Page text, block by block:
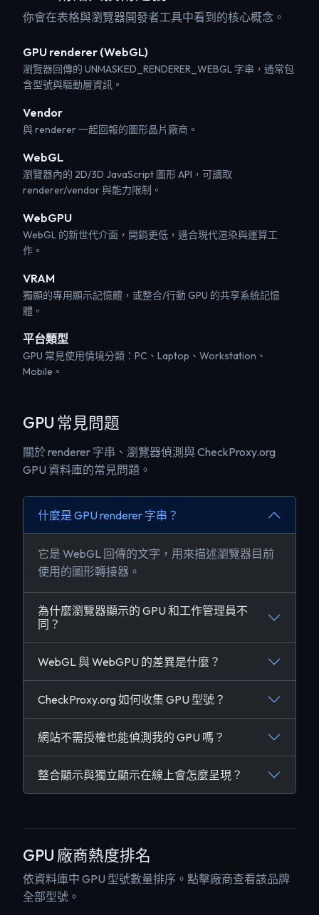
你會在表格與瀏覽器開發者工具中看到的核心概念。
GPU renderer (WebGL)
瀏覽器回傳的 UNMASKED_RENDERER_WEBGL 字串，通常包
含型號與驅動層資訊。
Vendor
與 renderer 一起回報的圖形晶片廠商。
WebGL
瀏覽器內的 2D/3D JavaScript 圖形 API，可讀取
renderer/vendor 與能力限制。
WebGPU
WebGL 的新世代介面，開銷更低，適合現代渲染與運算工
作。
VRAM
獨顯的專用顯示記憶體，或整合/行動 GPU 的共享系統記憶
體。
平台類型
GPU 常見使用情境分類：PC、Laptop、Workstation、
Mobile。
GPU 常見問題
關於 renderer 字串、瀏覽器偵測與 CheckProxy.org
GPU 資料庫的常見問題。
什麼是 GPU renderer 字串？
它是 WebGL 回傳的文字，用來描述瀏覽器目前
使用的圖形轉接器。
為什麼瀏覽器顯示的 GPU 和工作管理員不
同？
WebGL 與 WebGPU 的差異是什麼？
CheckProxy.org 如何收集 GPU 型號？
網站不需授權也能偵測我的 GPU 嗎？
整合顯示與獨立顯示在線上會怎麼呈現？
GPU 廠商熱度排名
依資料庫中 GPU 型號數量排序。點擊廠商查看該品牌
全部型號。